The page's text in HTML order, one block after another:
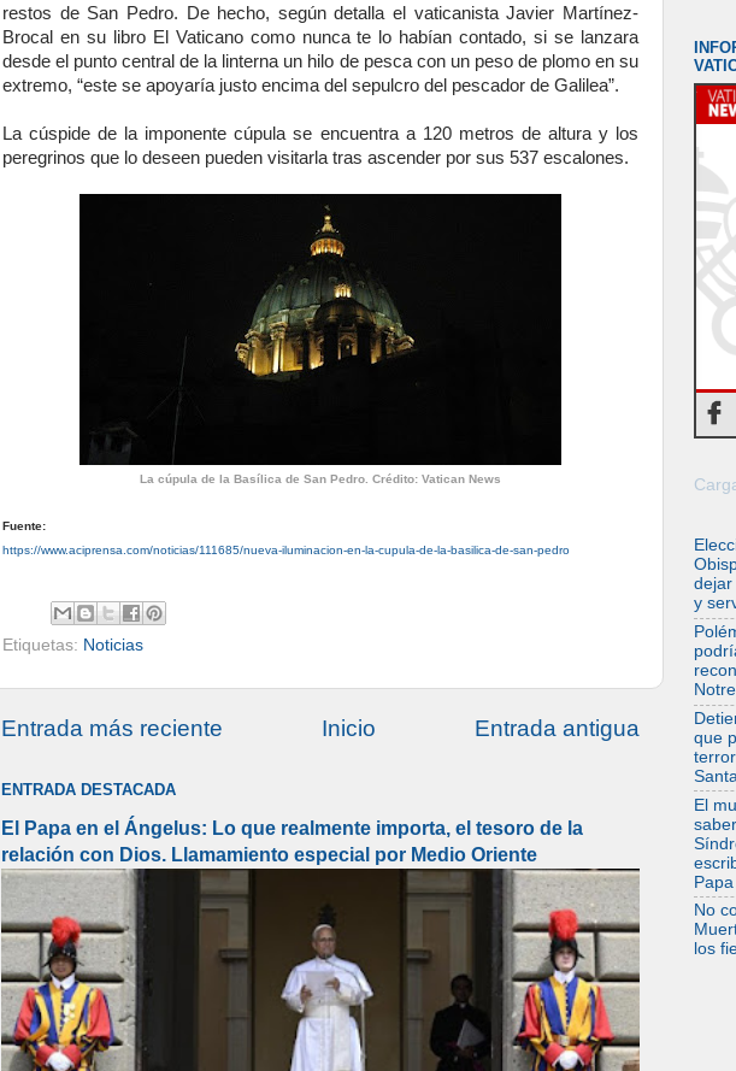
restos de San Pedro. De hecho, según detalla el vaticanista Javier Martínez-
Brocal en su libro El Vaticano como nunca te lo habían contado, si se lanzara
desde el punto central de la linterna un hilo de pesca con un peso de plomo en su
extremo, “este se apoyaría justo encima del sepulcro del pescador de Galilea”.
La cúspide de la imponente cúpula se encuentra a 120 metros de altura y los
peregrinos que lo deseen pueden visitarla tras ascender por sus 537 escalones.
La cúpula de la Basílica de San Pedro. Crédito: Vatican News
Fuente:
https://www.aciprensa.com/noticias/111685/nueva-iluminacion-en-la-cupula-de-la-basilica-de-san-pedro
Etiquetas: Noticias
Entrada más reciente Entrada antigua
Inicio
ENTRADA DESTACADA
El Papa en el Ángelus: Lo que realmente importa, el tesoro de la
relación con Dios. Llamamiento especial por Medio Oriente
dejar
y
que
Santa
El
Papa
No
los